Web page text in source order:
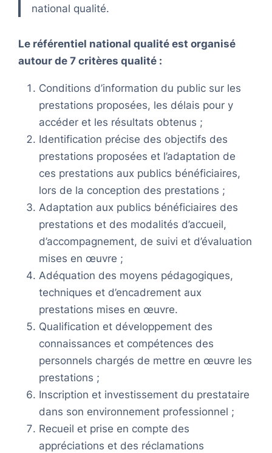
national qualité.
Le référentiel national qualité est organisé
autour de 7 critères qualité :
Conditions d’information du public sur les
prestations proposées, les délais pour y
accéder et les résultats obtenus ;
Identification précise des objectifs des
prestations proposées et l’adaptation de
ces prestations aux publics bénéficiaires,
lors de la conception des prestations ;
Adaptation aux publics bénéficiaires des
prestations et des modalités d’accueil,
d’accompagnement, de suivi et d’évaluation
mises en œuvre ;
Adéquation des moyens pédagogiques,
techniques et d’encadrement aux
prestations mises en œuvre.
Qualification et développement des
connaissances et compétences des
personnels chargés de mettre en œuvre les
prestations ;
Inscription et investissement du prestataire
dans son environnement professionnel ;
Recueil et prise en compte des
appréciations et des réclamations